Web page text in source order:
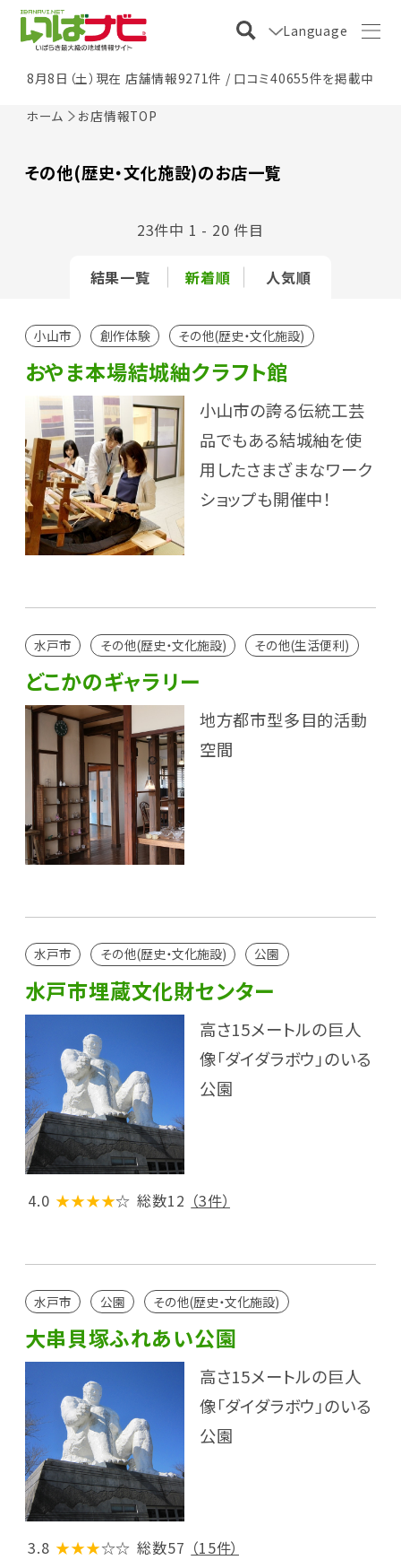
Language
8月8日（土）現在 店舗情報9271件 / 口コミ40655件を掲載中
ホーム お店情報TOP
その他(歴史・文化施設)のお店一覧
結果一覧 新着順 人気順
23件中 1 - 20 件目
小山市 創作体験 その他(歴史・文化施設)
おやま本場結城紬クラフト館
小山市の誇る伝統工芸
品でもある結城紬を使
用したさまざまなワーク
ショップも開催中！
水戸市 その他(歴史・文化施設) その他(生活便利)
どこかのギャラリー
地方都市型多目的活動
空間
水戸市 その他(歴史・文化施設) 公園
水戸市埋蔵文化財センター
高さ15メートルの巨人
像「ダイダラボウ」のいる
公園
4.0 ★★★★☆ 総数12 （3件）
水戸市 公園 その他(歴史・文化施設)
大串貝塚ふれあい公園
高さ15メートルの巨人
像「ダイダラボウ」のいる
公園
3.8 ★★★☆☆ 総数57 （15件）